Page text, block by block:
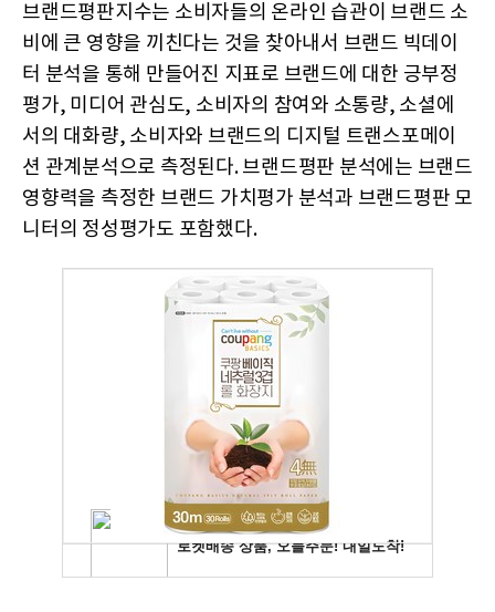
브랜드평판지수는 소비자들의 온라인 습관이 브랜드 소
비에 큰 영향을 끼친다는 것을 찾아내서 브랜드 빅데이
터 분석을 통해 만들어진 지표로 브랜드에 대한 긍부정
평가, 미디어 관심도, 소비자의 참여와 소통량, 소셜에
서의 대화량, 소비자와 브랜드의 디지털 트랜스포메이
션 관계분석으로 측정된다. 브랜드평판 분석에는 브랜드
영향력을 측정한 브랜드 가치평가 분석과 브랜드평판 모
니터의 정성평가도 포함했다.